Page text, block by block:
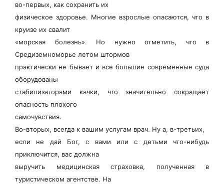
во-первых, как сохранить их
физическое здоровье. Многие взрослые опасаются, что в
круизе их свалит
«морская болезнь». Но нужно отметить, что в
Средиземноморье летом штормов
практически не бывает и все большие современные суда
оборудованы
стабилизаторами качки, что значительно сокращает
опасность плохого
самочувствия.
Во-вторых, всегда к вашим услугам врач. Ну а, в-третьих,
если не дай Бог, с вами или с детьми что-нибудь
приключится, вас должна
выручить медицинская страховка, полученная в
туристическом агентстве. На